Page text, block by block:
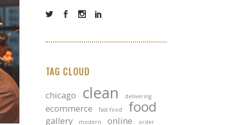
TAG CLOUD
chicago clean delivering
ecommerce fast food food
gallery modern online order